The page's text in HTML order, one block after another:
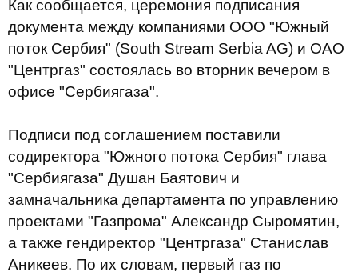
Как сообщается, церемония подписания
документа между компаниями ООО "Южный
поток Сербия" (South Stream Serbia AG) и ОАО
"Центргаз" состоялась во вторник вечером в
офисе "Сербиягаза".
Подписи под соглашением поставили
содиректора "Южного потока Сербия" глава
"Сербиягаза" Душан Баятович и
замначальника департамента по управлению
проектами "Газпрома" Александр Сыромятин,
а также гендиректор "Центргаза" Станислав
Аникеев. По их словам, первый газ по